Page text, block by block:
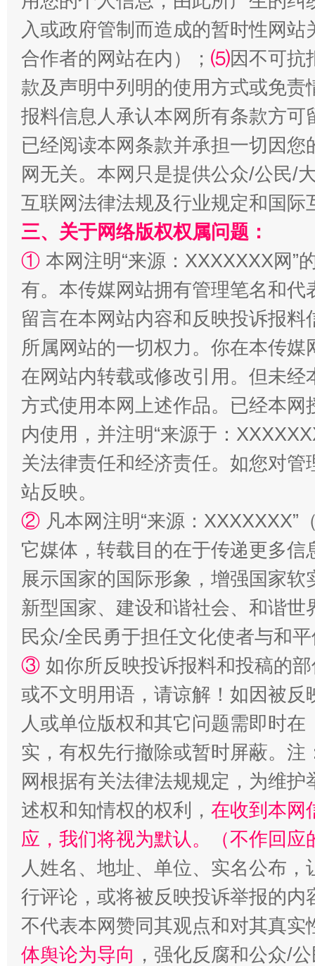
阿坝州三大球赛在茂县开幕 规模
国家大学科技园优化重塑工作
扯下公款旅游的“隐身衣” 如何以
“蜀中异人”王建安的艺术幻境
入或政府管制而造成的暂时性网
合作者的网站在内）； ⑸因不可抗
款及声明中列明的使用方式或免责
报料信息人承认本网所有条款方
已经阅读本网条款并承担一切因
网无关。本网只是提供公众/公民/
互联网法律法规及行业规定和国
三、关于网络版权权属问题：
① 本网注明“来源：XXXXXXX网”
有。本传媒网站拥有管理笔名和
留言在本网站内容和反映投诉报
所属网站的一切权力。你在本传
在网站内转载或修改引用。但未
方式使用本网上述作品。已经本
内使用，并注明“来源于：
关法律责任和经济责任。如您对
站反映。
② 凡本网注明“来源：
它媒体，转载目的在于传递更多
展示国家的国际形象，增强国家
新型国家、建设和谐社会、和谐
民众/全民勇于担任文化使者与和
③ 如你所反映投诉报料和投稿的
或不文明用语，请谅解！如因被
人或单位版权和其它问题需即时在
实，有权先行撤除或暂时屏蔽。
网根据有关法律法规规定，为维
述权和知情权的权利， 在收到本网
应，我们将视为默认。（不作回应
人姓名、地址、单位、实名公布
行评论，或将被反映投诉举报的
不代表本网赞同其观点和对其真实
体舆论为导向 ，强化反腐和公众/